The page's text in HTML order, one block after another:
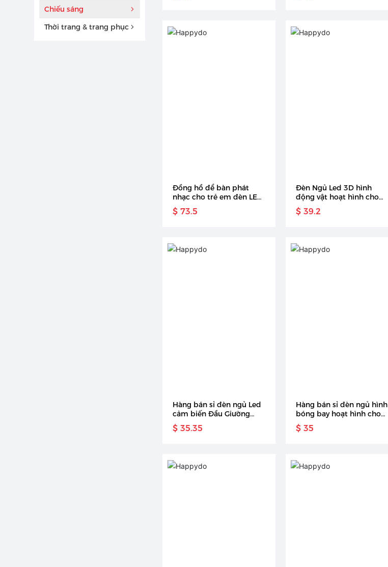
Chiếu sáng
Thời trang & trang phục
Đồng hồ để bàn phát
nhạc cho trẻ em đèn LED
ban đêm hoạt hình sáng
tạo hình thỏ
$ 73.5
Đèn Ngủ Led 3D hình
động vật hoạt hình cho
bé đèn ngủ USB trang trí
phòng ngủ gấu trúc
$ 39.2
Hàng bán sỉ đèn ngủ Led
cảm biến Đầu Giường
Hình vòi nước mới lạ đặt
hàng nhỏ
$ 35.35
Hàng bán sỉ đèn ngủ hình
bóng bay hoạt hình cho
phòng ngủ em bé
$ 35